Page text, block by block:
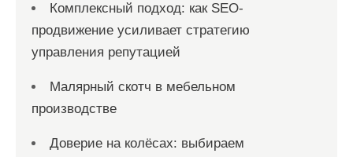
Комплексный подход: как SEO-
продвижение усиливает стратегию
управления репутацией
Малярный скотч в мебельном
производстве
Доверие на колёсах: выбираем